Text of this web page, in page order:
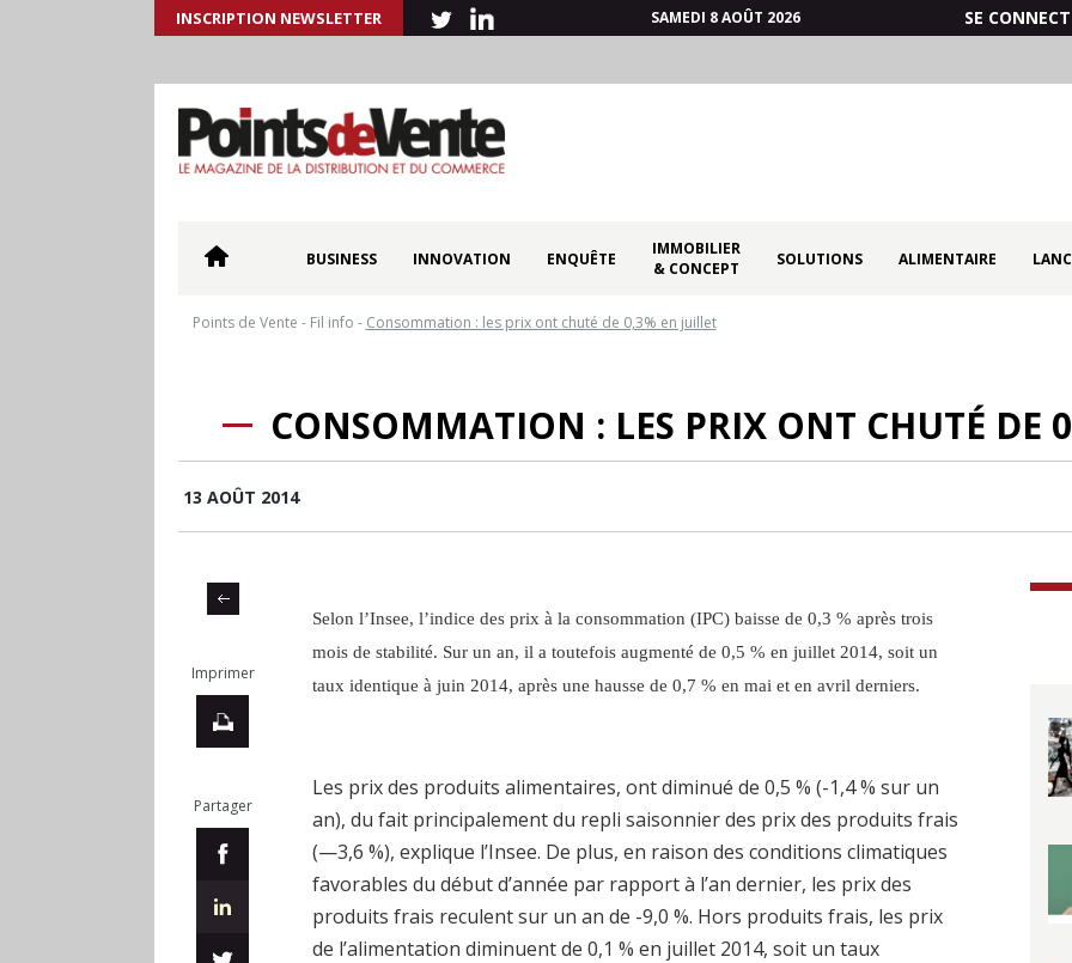
INSCRIPTION NEWSLETTER SAMEDI 8 AOÛT 2026 SE
BUSINESS INNOVATION ENQUÊTE
IMMOBILIER
& CONCEPT
SOLUTIONS ALIMENTAIRE
Points de Vente - Fil info - Consommation : les prix ont chuté de 0,3% en juillet
CONSOMMATION : LES PRIX ONT CHUTÉ DE
13 AOÛT 2014
Imprimer
Partager
Selon l’Insee, l’indice des prix à la consommation (IPC) baisse de 0,3 % après trois
mois de stabilité. Sur un an, il a toutefois augmenté de 0,5 % en juillet 2014, soit un
taux identique à juin 2014, après une hausse de 0,7 % en mai et en avril derniers.
Les prix des produits alimentaires, ont diminué de 0,5 % (-1,4 % sur un
an), du fait principalement du repli saisonnier des prix des produits frais
(—3,6 %), explique l’Insee. De plus, en raison des conditions climatiques
favorables du début d’année par rapport à l’an dernier, les prix des
produits frais reculent sur un an de -9,0 %. Hors produits frais, les prix
de l’alimentation diminuent de 0,1 % en juillet 2014, soit un taux